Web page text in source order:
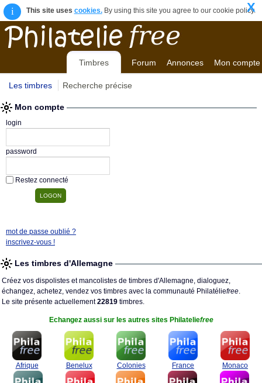
i This site uses cookies.By using this site you agree to our cookie policy.
X
Timbres Forum Annonces Mon compte
Les timbres Recherche précise
Mon compte
login
password
Restez connecté
mot de passe oublié ?
inscrivez-vous !
Les timbres d'Allemagne
Créez vos dispolistes et mancolistes de timbres d'Allemagne, dialoguez,
échangez, achetez, vendez vos timbres avec la communauté Philatéliefree.
Le site présente actuellement22819 timbres.
Echangez aussi sur les autres sites Philateliefree
Afrique Benelux Colonies France Monaco